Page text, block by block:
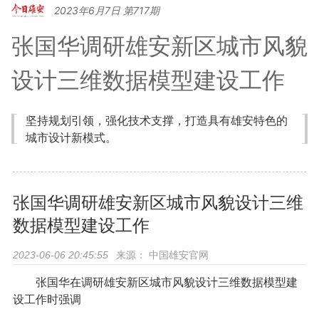
2023年6月7日 第717期
张国华调研雄安新区城市风貌
设计三维数据模型建设工作
坚持规划引领，强化技术支撑，打造具有雄安特色的
城市设计新模式。
张国华调研雄安新区城市风貌设计三维
数据模型建设工作
2023-06-06 20:45:55 来源： 中国雄安官网
张国华在调研雄安新区城市风貌设计三维数据模型建
设工作时强调